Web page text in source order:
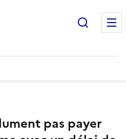
pas payer